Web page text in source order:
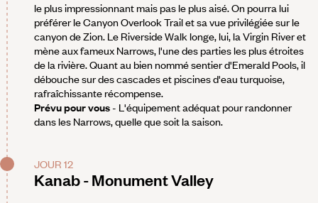
le plus impressionnant mais pas le plus aisé. On pourra lui
préférer le Canyon Overlook Trail et sa vue privilégiée sur le
canyon de Zion. Le Riverside Walk longe, lui, la Virgin River et
mène aux fameux Narrows, l'une des parties les plus étroites
de la rivière. Quant au bien nommé sentier d'Emerald Pools, il
débouche sur des cascades et piscines d'eau turquoise,
rafraîchissante récompense.
Prévu pour vous- L'équipement adéquat pour randonner
dans les Narrows, quelle que soit la saison.
JOUR 12
Kanab - Monument Valley